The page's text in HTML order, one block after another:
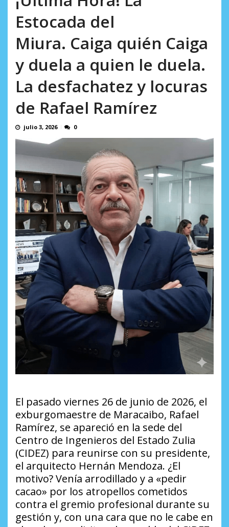
Estocada del
Miura. Caiga quién Caiga
y duela a quien le duela.
La desfachatez y locuras
de Rafael Ramírez
julio 3, 2026 0
El pasado viernes 26 de junio de 2026, el
exburgomaestre de Maracaibo, Rafael
Ramírez, se apareció en la sede del
Centro de Ingenieros del Estado Zulia
(CIDEZ) para reunirse con su presidente,
el arquitecto Hernán Mendoza. ¿El
motivo? Venía arrodillado y a «pedir
cacao» por los atropellos cometidos
contra el gremio profesional durante su
gestión y, con una cara que no le cabe en